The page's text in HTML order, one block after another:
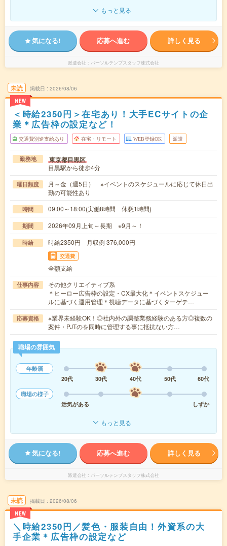
もっと見る
気になる! 応募へ進む 詳しく見る
派遣会社 パーソルテンプスタッフ株式会社
未読
NEW
掲載日 2026/08/06
＜時給2350円＞在宅あり！大手ECサイトの企
業＊広告枠の設定など！
交通費別途支給あり 在宅・リモート WEB登録OK 派遣
勤務地 東京都目黒区
目黒駅から徒歩4分
曜日頻度
月～金（週5日） ※イベントのスケジュールに応じて休日出
勤の可能性あり
時間 09:00～18:00(実働8時間 休憩1時間)
期間 2026年09月上旬～長期 ※9月～！
時給 時給2350円 月収例 376,000円
交通費
全額支給
仕事内容
その他クリエイティブ系
＊ヒーロー広告枠の設定・CX最大化＊イベントスケジュー
ルに基づく運用管理＊視聴データに基づくターゲテ…
応募資格
※業界未経験OK！◎社内外の調整業務経験のある方◎複数の
案件・PJTのを同時に管理する事に抵抗ない方…
職場の雰囲気
年齢層
20代
30代 40代 50代
60代
職場の様子
活気がある
しずか
もっと見る
気になる! 応募へ進む 詳しく見る
派遣会社 パーソルテンプスタッフ株式会社
未読
NEW
掲載日 2026/08/06
＼時給2350円／髪色・服装自由！外資系の大
手企業＊広告枠の設定など